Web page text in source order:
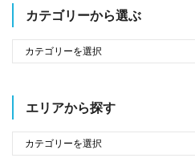
カテゴリーから選ぶ
エリアから探す